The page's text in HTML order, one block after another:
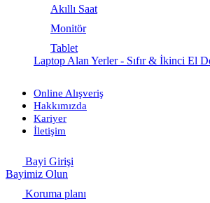
Akıllı Saat
Monitör
Tablet
Laptop Alan Yerler - Sıfır & İkinci El
Online Alışveriş
Hakkımızda
Kariyer
İletişim
Bayi Girişi
Bayimiz Olun
Koruma planı